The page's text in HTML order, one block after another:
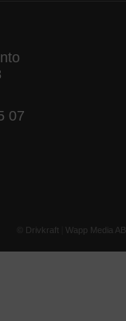
07
© Drivkraft Wapp Media AB